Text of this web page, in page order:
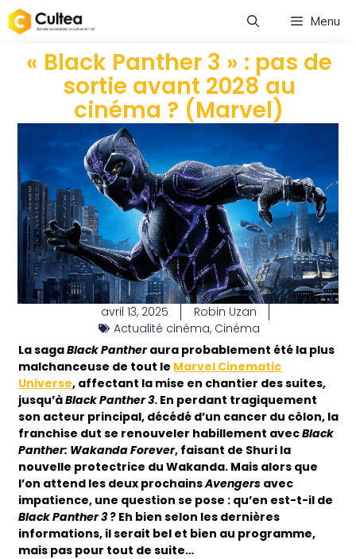
Menu
« Black Panther 3 » : pas de
sortie avant 2028 au
cinéma ? (Marvel)
avril 13, 2025
Robin Uzan
Actualité cinéma, Cinéma
La sagaBlack Pantheraura probablement été la plus
malchanceuse de tout le Marvel Cinematic
Universe, affectant la mise en chantier des suites,
jusqu’àBlack Panther 3. En perdant tragiquement
son acteur principal, décédé d’un cancer du côlon, la
franchise dut se renouveler habillement avecBlack
Panther: Wakanda Forever, faisant de Shuri la
nouvelle protectrice du Wakanda. Mais alors que
l’on attend les deux prochainsAvengers avec
impatience, une question se pose : qu’en est-t-il de
Black Panther 3? Eh bien selon les dernières
informations, il serait bel et bien au programme,
mais pas pour tout de suite…